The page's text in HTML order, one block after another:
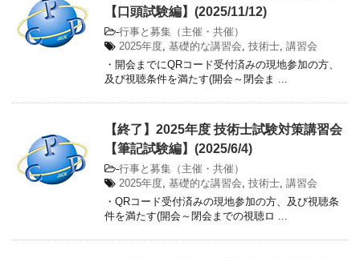
【口頭試験編】(2025/11/12)
-行事と募集（主催・共催）
2025年度 基礎的な講習会 技術士 講習会
・開会までにQRコード受付済みの現地参加の方、
及び視聴条件を満たす(開会～閉会ま ...
【終了】2025年度 技術士試験対策講習会
【筆記試験編】(2025/6/4)
-行事と募集（主催・共催）
2025年度 基礎的な講習会 技術士 講習会
・QRコード受付済みの現地参加の方、及び視聴条
件を満たす(開会～閉会までの視聴ロ ...